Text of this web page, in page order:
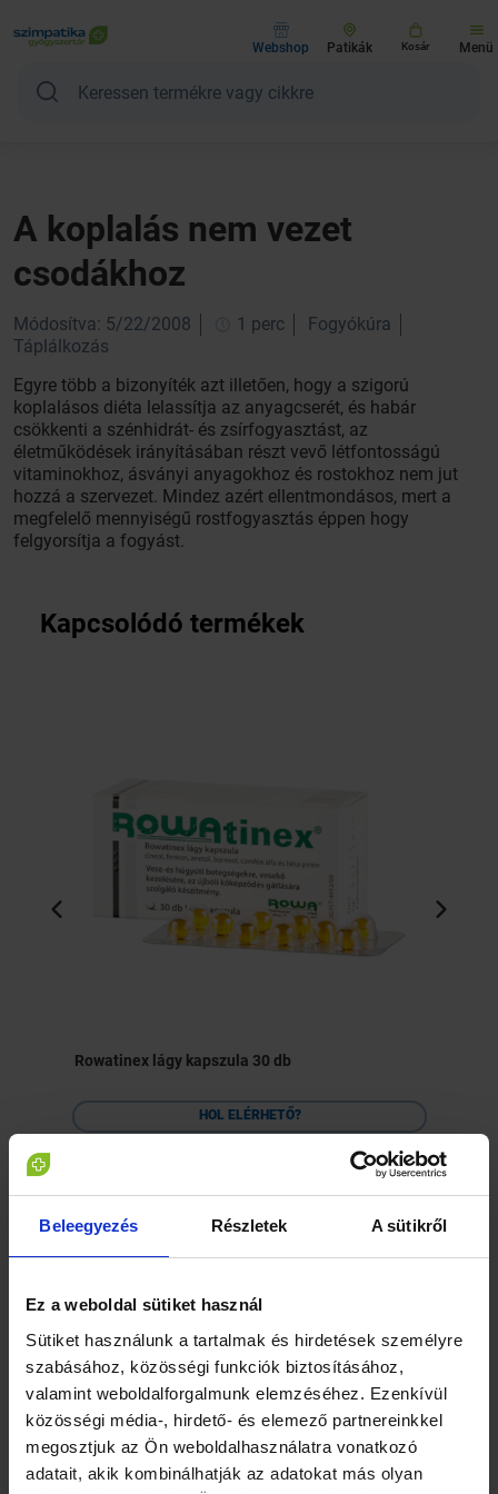
Beleegyezés Részletek A sütikről
Ez a weboldal sütiket használ
Sütiket használunk a tartalmak és hirdetések személyre
szabásához, közösségi funkciók biztosításához,
valamint weboldalforgalmunk elemzéséhez. Ezenkívül
közösségi média-, hirdető- és elemező partnereinkkel
megosztjuk az Ön weboldalhasználatra vonatkozó
adatait, akik kombinálhatják az adatokat más olyan
Webshop Patikák Kosár Menü
A koplalás nem vezet
csodákhoz
Módosítva: 5/22/2008 1 perc
Fogyókúra
Táplálkozás
Egyre több a bizonyíték azt illetően, hogy a szigorú
koplalásos diéta lelassítja az anyagcserét, és habár
csökkenti a szénhidrát- és zsírfogyasztást, az
életműködések irányításában részt vevő létfontosságú
vitaminokhoz, ásványi anyagokhoz és rostokhoz nem jut
hozzá a szervezet. Mindez azért ellentmondásos, mert a
megfelelő mennyiségű rostfogyasztás éppen hogy
felgyorsítja a fogyást.
Kapcsolódó termékek
Rowatinex lágy kapszula 30 db
HOL ELÉRHETŐ?
A megfelelő mennyiségű rostfogyasztás segíti az
eltávolítását, ami az egészség védelme mellett felgyorsítja a
telítettség-érzést generálnak, ami által csökken az étvágy és
emiatt a táplálékbevitel is. Az étkezési rost csökkenti a
zsírok felszívódását, javítja az anyagcserét és az emésztési
funkciókat is.
A rostban gazdag étrenddel elkerülhetőek a vastagbél
különböző rendellenességei, a székrekedés, a vér magas
koleszterinszintje, az arterioszklerózis, az epevezeték
károsodásai, a vércukorszint ingadozása, és végül, de nem